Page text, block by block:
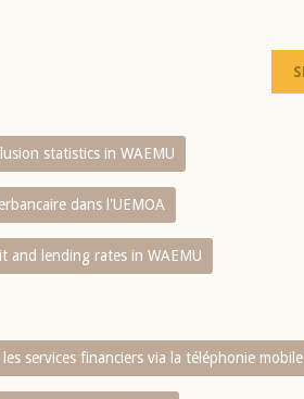
statistics in WAEMU
dans l'UEMOA
and lending rates in WAEMU
services financiers via la téléphonie mobile